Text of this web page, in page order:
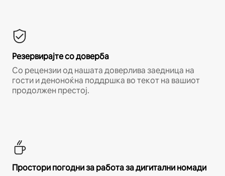
Резервирајте со доверба
Со рецензии од нашата доверлива заедница на
гости и деноноќна поддршка во текот на вашиот
продолжен престој.
Простори погодни за работа за дигитални номади